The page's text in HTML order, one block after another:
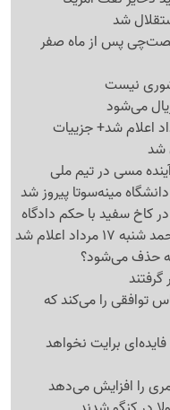
شد
شصت‌چی پس از ماه صفر
نیست
می‌شود
شد
مسی در تیم ملی
مینه‌سوتا پیروز شد
اعلام شد
حذف می‌شود؟
توافقی را می‌کند که
برایت نخواهد